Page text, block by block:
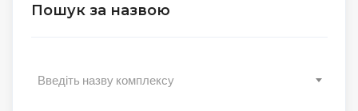
Пошук за назвою
Введіть назву комплексу